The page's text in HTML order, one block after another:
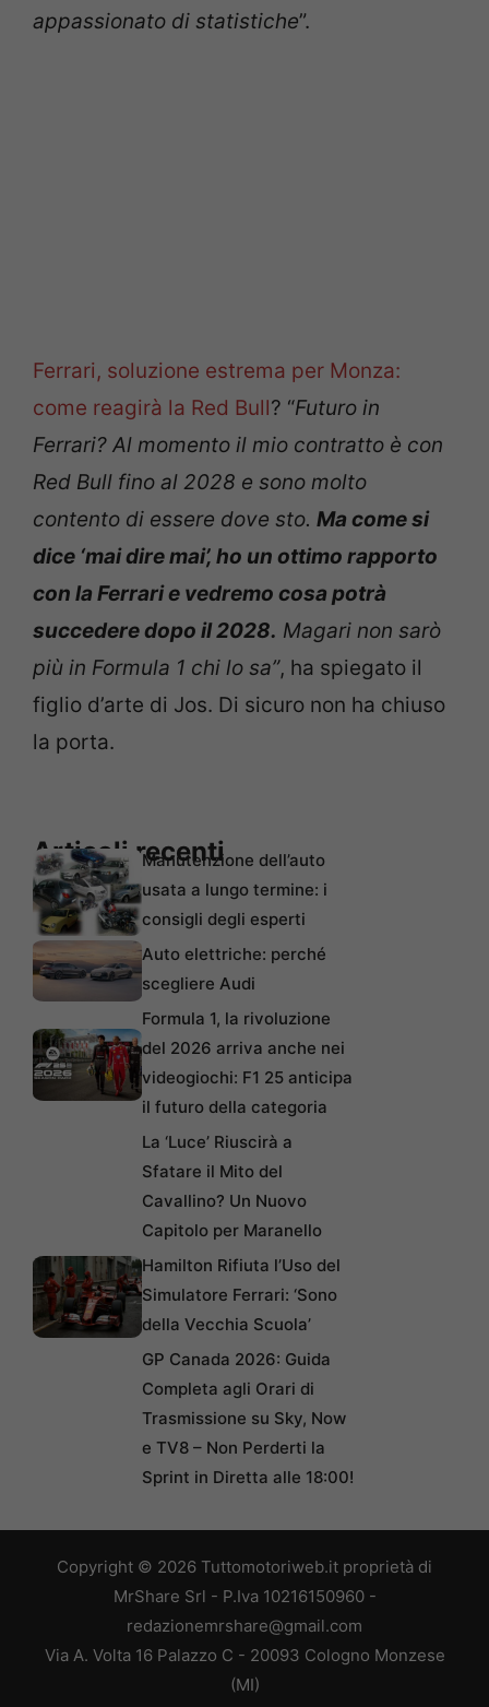
appassionato di statistiche”.
Ferrari, soluzione estrema per Monza:
come reagirà la Red Bull? “Futuro in
Ferrari? Al momento il mio contratto è con
Red Bull fino al 2028 e sono molto
contento di essere dove sto. Ma come si
dice ‘mai dire mai’, ho un ottimo rapporto
con la Ferrari e vedremo cosa potrà
succedere dopo il 2028. Magari non sarò
più in Formula 1 chi lo sa”, ha spiegato il
figlio d’arte di Jos. Di sicuro non ha chiuso
la porta.
Articoli recentiManutenzione dell’auto
usata a lungo termine: i
consigli degli esperti
Auto elettriche: perché
scegliere Audi
Formula 1, la rivoluzione
del 2026 arriva anche nei
videogiochi: F1 25 anticipa
il futuro della categoria
La ‘Luce’ Riuscirà a
Sfatare il Mito del
Cavallino? Un Nuovo
Capitolo per Maranello
Hamilton Rifiuta l’Uso del
Simulatore Ferrari: ‘Sono
della Vecchia Scuola’
GP Canada 2026: Guida
Completa agli Orari di
Trasmissione su Sky, Now
e TV8 – Non Perderti la
Sprint in Diretta alle 18:00!
Copyright © 2026 Tuttomotoriweb.it proprietà di
MrShare Srl - P.Iva 10216150960 -
redazionemrshare@gmail.com
Via A. Volta 16 Palazzo C - 20093 Cologno Monzese
(MI)